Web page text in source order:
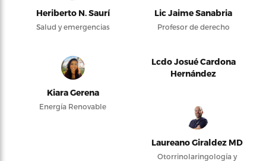
Heriberto N. Saurí
Salud y emergencias
Lic Jaime Sanabria
Profesor de derecho
Kiara Gerena
Energía Renovable
Lcdo Josué Cardona
Hernández
Laureano Giraldez MD
Otorrinolaringología y